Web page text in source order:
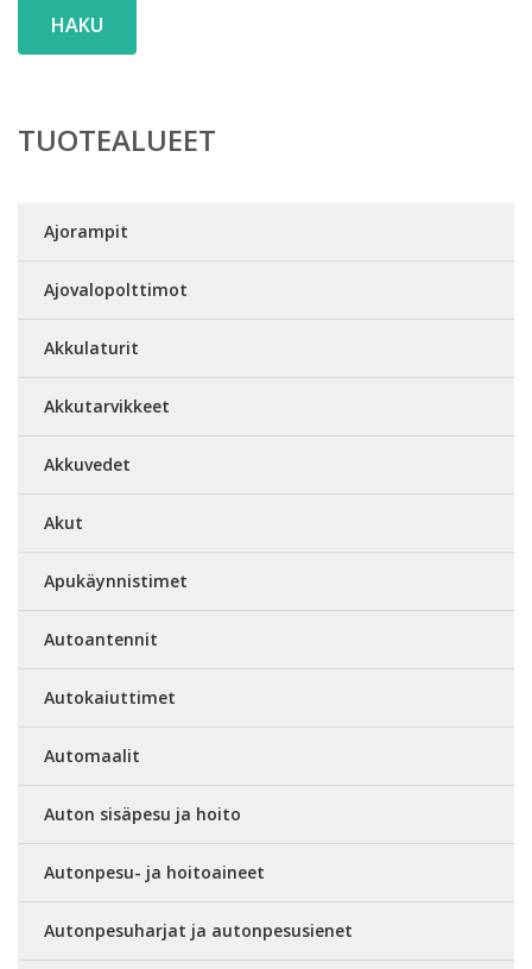
HAKU
TUOTEALUEET
Ajorampit
Ajovalopolttimot
Akkulaturit
Akkutarvikkeet
Akkuvedet
Akut
Apukäynnistimet
Autoantennit
Autokaiuttimet
Automaalit
Auton sisäpesu ja hoito
Autonpesu- ja hoitoaineet
Autonpesuharjat ja autonpesusienet